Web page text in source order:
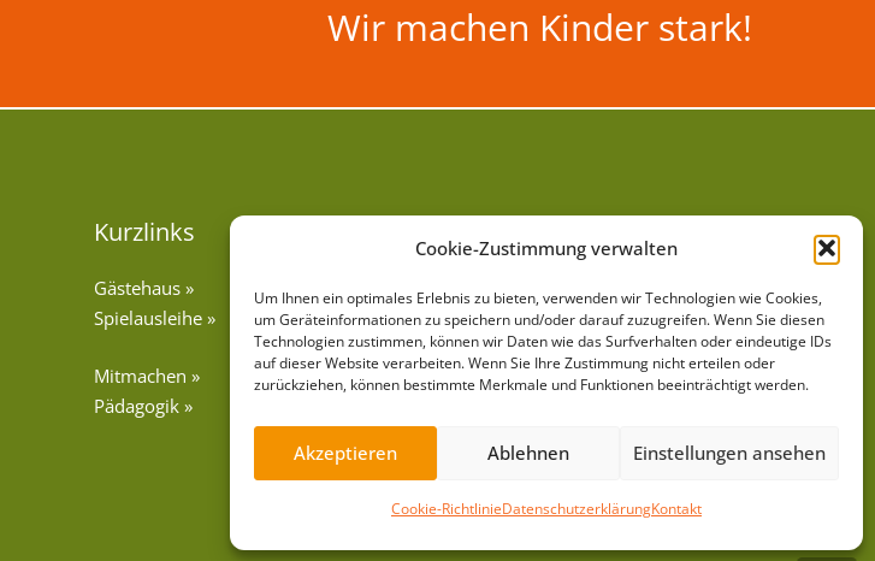
Cookie-Zustimmung verwalten
Um Ihnen ein optimales Erlebnis zu bieten, verwenden wir Technologien wie Cookies,
um Geräteinformationen zu speichern und/oder darauf zuzugreifen. Wenn Sie diesen
Technologien zustimmen, können wir Daten wie das Surfverhalten oder eindeutige IDs
auf dieser Website verarbeiten. Wenn Sie Ihre Zustimmung nicht erteilen oder
zurückziehen, können bestimmte Merkmale und Funktionen beeinträchtigt werden.
Akzeptieren Ablehnen Einstellungen ansehen
Cookie-RichtlinieDatenschutzerklärungKontakt
Wir machen Kinder stark!
Kurzlinks
Gästehaus »
Spielausleihe »
Mitmachen »
Pädagogik »
Arbeitsbereiche »
Projekte »
News »
Barrierefreiheit »
Leichte Sprache »
Impressum »
Datenschutz »